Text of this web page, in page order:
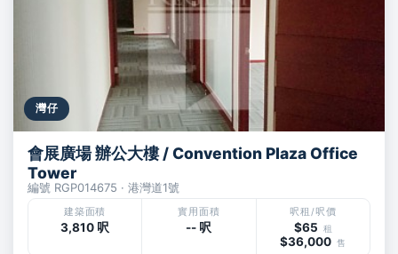
灣仔
會展廣場 辦公大樓 / Convention Plaza Office
Tower
編號 RGP014675 · 港灣道1號
建築面積
3,810 呎
實用面積
-- 呎
呎租/呎價
$65 租
$36,000 售